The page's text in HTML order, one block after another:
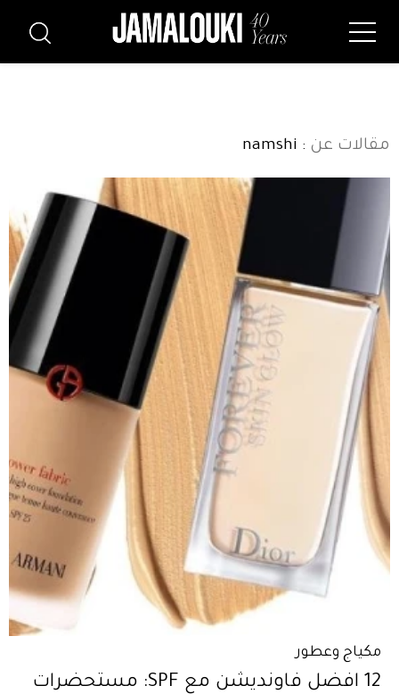
مقالات عن : namshi
مكياج وعطور
12 افضل فاونديشن مع SPF: مستحضرات